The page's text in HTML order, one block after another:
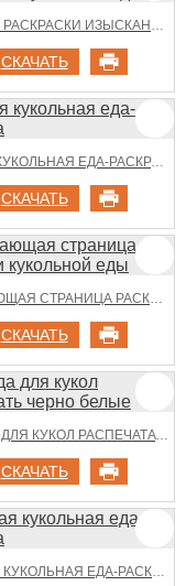
СТРАНИЦА РАСКРАСКИ ИЗЫСКАННОЙ КУКОЛЬНОЙ ЕДЫ
СКАЧАТЬ
ЦВЕТНАЯ КУКОЛЬНАЯ ЕДА-РАСКРАСКА
СКАЧАТЬ
ПОТРЯСАЮЩАЯ СТРАНИЦА РАСКРАСКИ КУКОЛЬНОЙ ЕДЫ
СКАЧАТЬ
МИНИ ЕДА ДЛЯ КУКОЛ РАСПЕЧАТАТЬ ЧЕРНО БЕЛЫЕ
СКАЧАТЬ
ЧУДЕСНАЯ КУКОЛЬНАЯ ЕДА-РАСКРАСКА